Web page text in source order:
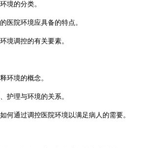
境的分类。
医院环境应具备的特点。
境调控的有关要素。
环境的概念。
护理与环境的关系。
何通过调控医院环境以满足病人的需要。